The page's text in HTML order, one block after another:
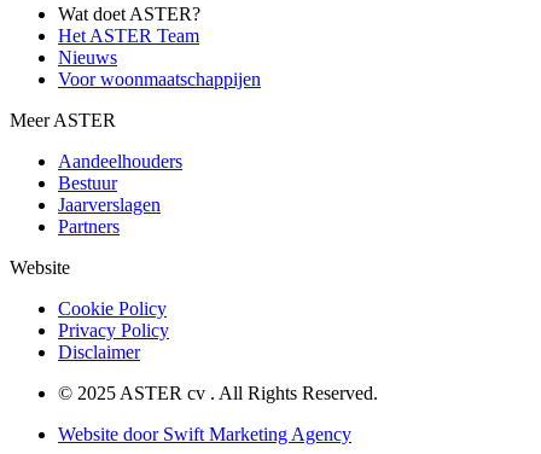
Wat doet ASTER?
Het ASTER Team
Nieuws
Voor woonmaatschappijen
Meer ASTER
Aandeelhouders
Bestuur
Jaarverslagen
Partners
Website
Cookie Policy
Privacy Policy
Disclaimer
© 2025 ASTER cv . All Rights Reserved.
Website door Swift Marketing Agency